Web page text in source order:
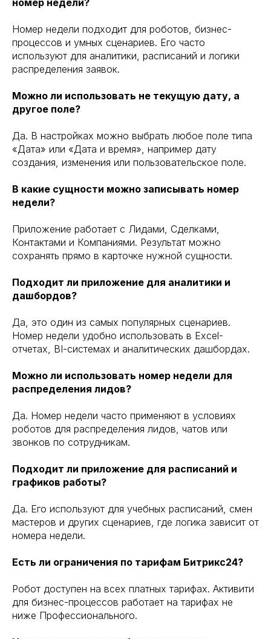
Номер недели подходит для роботов, бизнес-
процессов и умных сценариев. Его часто
используют для аналитики, расписаний и логики
распределения заявок.
Можно ли использовать не текущую дату, а
другое поле?
Да. В настройках можно выбрать любое поле типа
«Дата» или «Дата и время», например дату
создания, изменения или пользовательское поле.
В какие сущности можно записывать номер
недели?
Приложение работает с Лидами, Сделками,
Контактами и Компаниями. Результат можно
сохранять прямо в карточке нужной сущности.
Подходит ли приложение для аналитики и
дашбордов?
Да, это один из самых популярных сценариев.
Номер недели удобно использовать в Excel-
отчетах, BI-системах и аналитических дашбордах.
Можно ли использовать номер недели для
распределения лидов?
Да. Номер недели часто применяют в условиях
роботов для распределения лидов, чатов или
звонков по сотрудникам.
Подходит ли приложение для расписаний и
графиков работы?
Да. Его используют для учебных расписаний, смен
мастеров и других сценариев, где логика зависит от
номера недели.
Есть ли ограничения по тарифам Битрикс24?
Робот доступен на всех платных тарифах. Активити
для бизнес-процессов работает на тарифах не
ниже Профессионального.